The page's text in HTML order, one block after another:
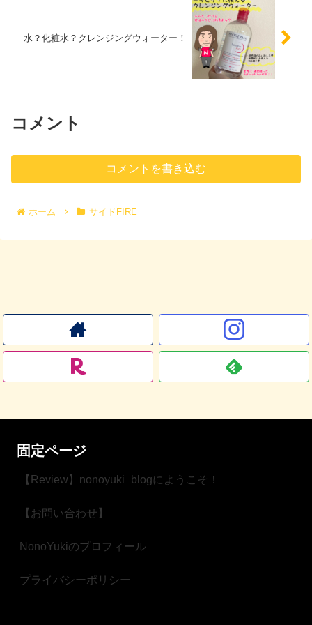
水？化粧水？クレンジングウォーター！
コメント
コメントを書き込む
ホーム サイドFIRE
固定ページ
【Review】nonoyuki_blogにようこそ！
【お問い合わせ】
NonoYukiのプロフィール
プライバシーポリシー